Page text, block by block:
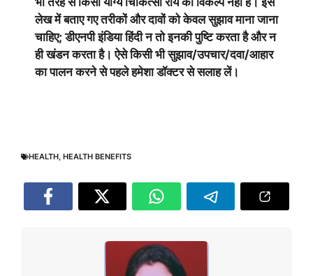
लेख में बताए गए तरीकों और दावों को केवल सुझाव माना जाना
चाहिए; डीएनपी इंडिया हिंदी न तो इनकी पुष्टि करता है और न
ही खंडन करता है। ऐसे किसी भी सुझाव/उपचार/दवा/आहार
का पालन करने से पहले हमेशा डॉक्टर से सलाह लें।
HEALTH, HEALTH BENEFITS